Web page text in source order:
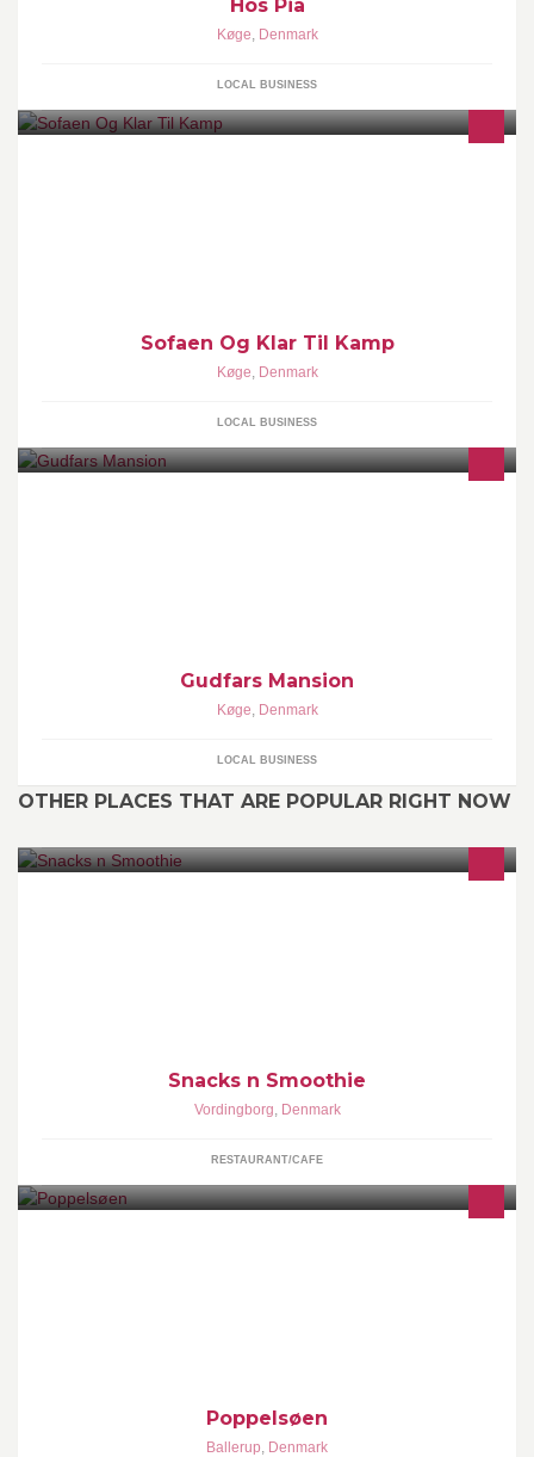
Hos Pia
Køge, Denmark
LOCAL BUSINESS
Sofaen Og Klar Til Kamp
Køge, Denmark
LOCAL BUSINESS
Gudfars Mansion
Køge, Denmark
LOCAL BUSINESS
OTHER PLACES THAT ARE POPULAR RIGHT NOW
Snacks n Smoothie
Vordingborg, Denmark
RESTAURANT/CAFE
Poppelsøen
Ballerup, Denmark